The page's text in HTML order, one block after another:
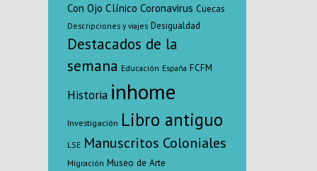
Con Ojo Clínico Coronavirus Cuecas
Descripciones y viajes Desigualdad
Destacados de la
semana Educación España FCFM
Historia inhome
Investigación Libro antiguo
LSE Manuscritos Coloniales
Migración Museo de Arte